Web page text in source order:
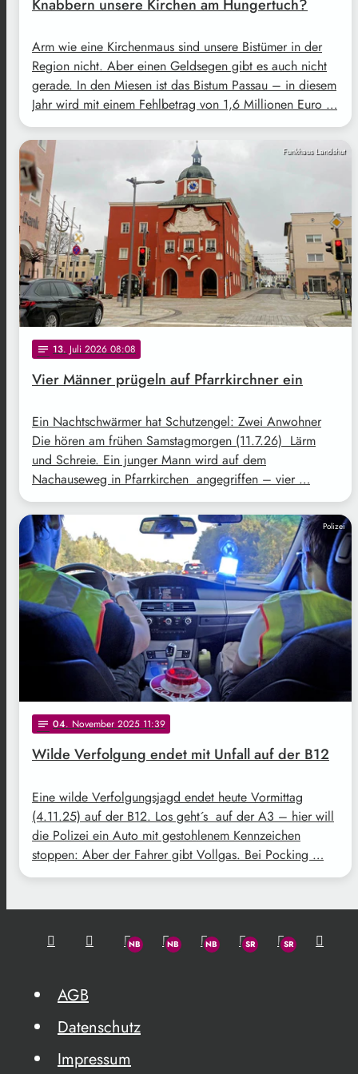
Knabbern unsere Kirchen am Hungertuch?
Arm wie eine Kirchenmaus sind unsere Bistümer in der
Region nicht. Aber einen Geldsegen gibt es auch nicht
gerade. In den Miesen ist das Bistum Passau – in diesem
Jahr wird mit einem Fehlbetrag von 1,6 Millionen Euro …
Funkhaus Landshut
notes 13. Juli 2026 08:08
Vier Männer prügeln auf Pfarrkirchner ein
Ein Nachtschwärmer hat Schutzengel: Zwei Anwohner
Die hören am frühen Samstagmorgen (11.7.26) Lärm
und Schreie. Ein junger Mann wird auf dem
Nachauseweg in Pfarrkirchen angegriffen – vier …
Polizei
notes 04. November 2025 11:39
Wilde Verfolgung endet mit Unfall auf der B12
Eine wilde Verfolgungsjagd endet heute Vormittag
(4.11.25) auf der B12. Los geht´s auf der A3 – hier will
die Polizei ein Auto mit gestohlenem Kennzeichen
stoppen: Aber der Fahrer gibt Vollgas. Bei Pocking …
AGB
Datenschutz
Impressum